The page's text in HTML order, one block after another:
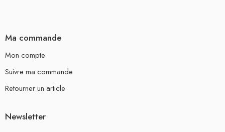
Ma commande
Mon compte
Suivre ma commande
Retourner un article
Newsletter